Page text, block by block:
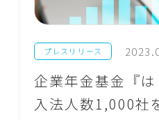
プレスリリース
企業年金基金『
入法人数1,000社